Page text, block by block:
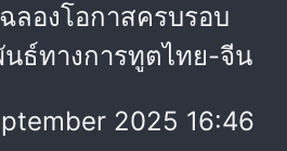
ลองโอกาสครบรอบ
ธ์ทางการทูตไทย-จีน
2025 16:46